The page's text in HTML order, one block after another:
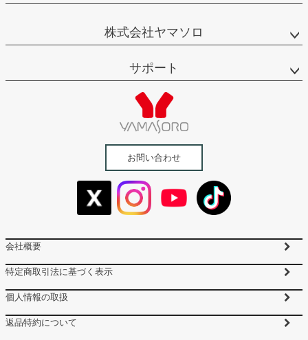
お問い合わせ
株式会社ヤマソロ
サポート
会社概要
特定商取引法に基づく表示
個人情報の取扱
返品特約について